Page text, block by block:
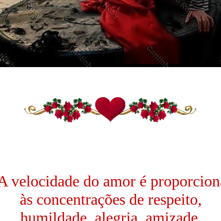
velocidade do amor é
às concentrações de respeito,